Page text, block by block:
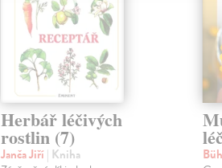
Herbář léčivých
rostlin (7)
Janča Jiří | Kniha